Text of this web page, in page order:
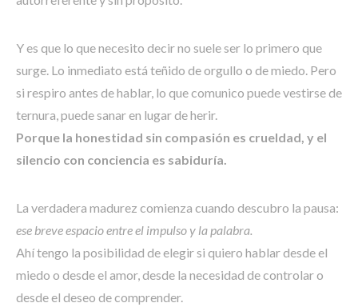
Y es que lo que necesito decir no suele ser lo primero que
surge. Lo inmediato está teñido de orgullo o de miedo. Pero
si respiro antes de hablar, lo que comunico puede vestirse de
ternura, puede sanar en lugar de herir.
Porque la honestidad sin compasión es crueldad, y el
silencio con conciencia es sabiduría.
La verdadera madurez comienza cuando descubro la pausa:
ese breve espacio entre el impulso y la palabra.
Ahí tengo la posibilidad de elegir si quiero hablar desde el
miedo o desde el amor, desde la necesidad de controlar o
desde el deseo de comprender.